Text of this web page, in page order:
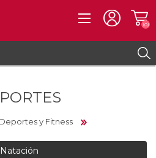
(0)
Deportes y Fitness
Natación